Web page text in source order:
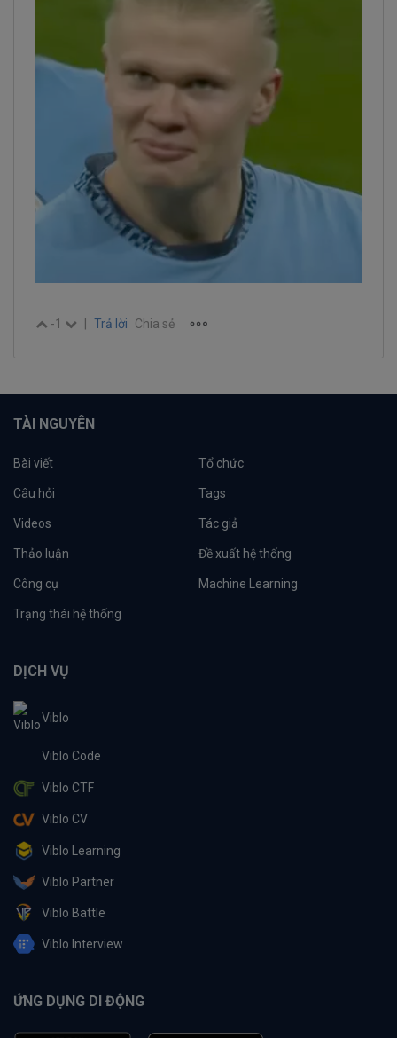
-1 Trả lời Chia sẻ
TÀI NGUYÊN
Bài viết Tổ chức
Câu hỏi Tags
Videos Tác giả
Thảo luận Đề xuất hệ thống
Công cụ Machine Learning
Trạng thái hệ thống
DỊCH VỤ
Viblo
Viblo Code
Viblo CTF
Viblo CV
Viblo Learning
Viblo Partner
Viblo Battle
Viblo Interview
ỨNG DỤNG DI ĐỘNG